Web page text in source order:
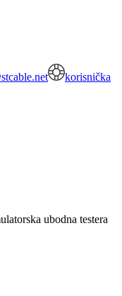
korisnička
ubodna testera